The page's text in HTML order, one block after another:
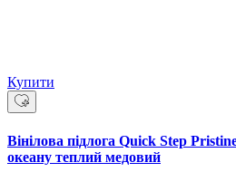
Купити
Вінілова підлога Quick Step
океану теплий медовий